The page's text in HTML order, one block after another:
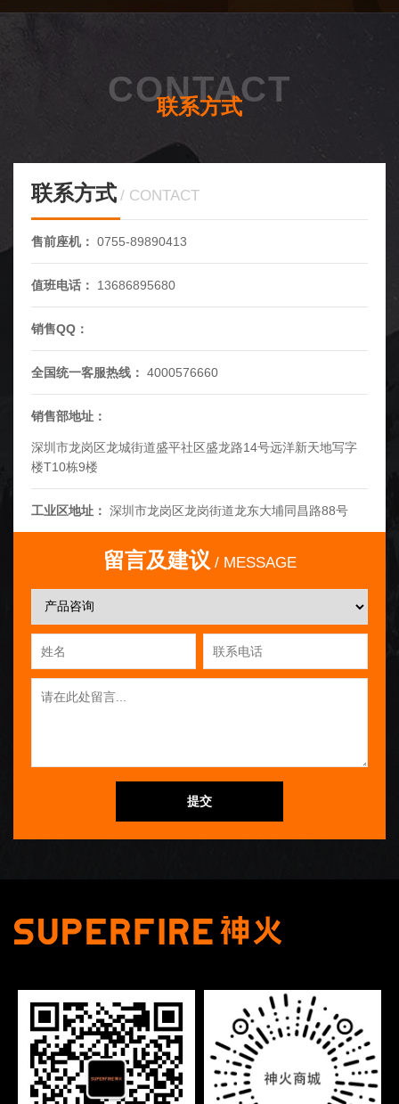
CONTACT
联系方式
联系方式 CONTACT
售前座机： 0755-89890413
值班电话： 13686895680
销售QQ：
全国统一客服热线： 4000576660
销售部地址：
深圳市龙岗区龙城街道盛平社区盛龙路14号远洋新天地写字
楼T10栋9楼
工业区地址： 深圳市龙岗区龙岗街道龙东大埔同昌路88号
留言及建议 MESSAGE
提交